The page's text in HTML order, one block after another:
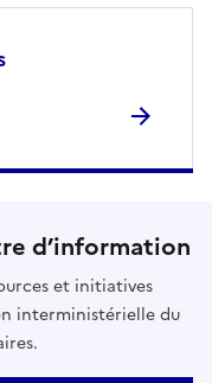
d’information
et initiatives
interministérielle du